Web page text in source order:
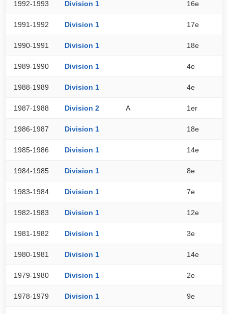
1992-1993 Division 1 16e
1991-1992 Division 1 17e
1990-1991 Division 1 18e
1989-1990 Division 1 4e
1988-1989 Division 1 4e
1987-1988 Division 2 A 1er
1986-1987 Division 1 18e
1985-1986 Division 1 14e
1984-1985 Division 1 8e
1983-1984 Division 1 7e
1982-1983 Division 1 12e
1981-1982 Division 1 3e
1980-1981 Division 1 14e
1979-1980 Division 1 2e
1978-1979 Division 1 9e